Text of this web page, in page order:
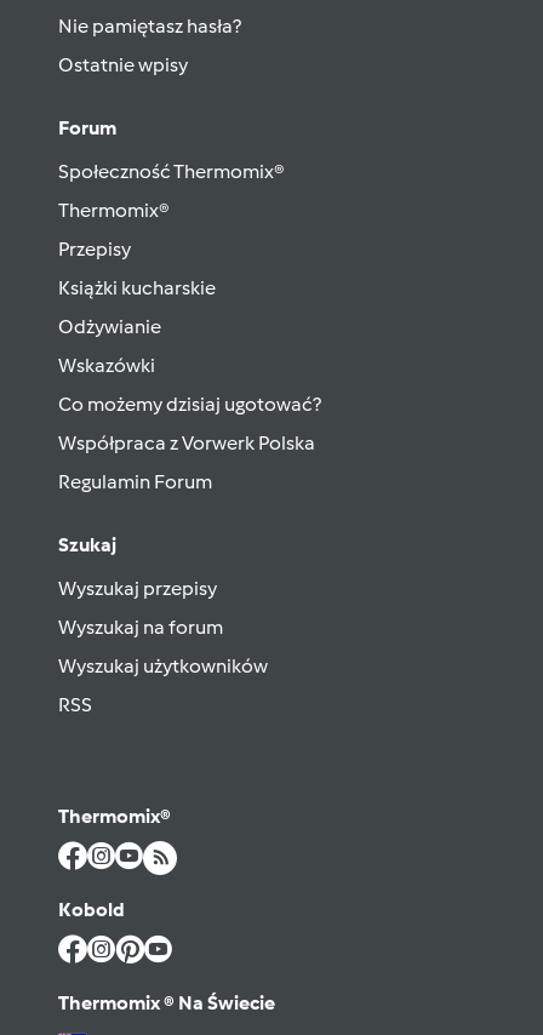
Nie pamiętasz hasła?
Ostatnie wpisy
Forum
Społeczność Thermomix®
Thermomix®
Przepisy
Książki kucharskie
Odżywianie
Wskazówki
Co możemy dzisiaj ugotować?
Współpraca z Vorwerk Polska
Regulamin Forum
Szukaj
Wyszukaj przepisy
Wyszukaj na forum
Wyszukaj użytkowników
RSS
Thermomix®
Kobold
Thermomix ® Na Świecie